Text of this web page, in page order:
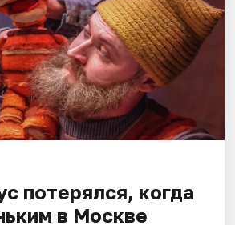
потерялся, когда
в Москве